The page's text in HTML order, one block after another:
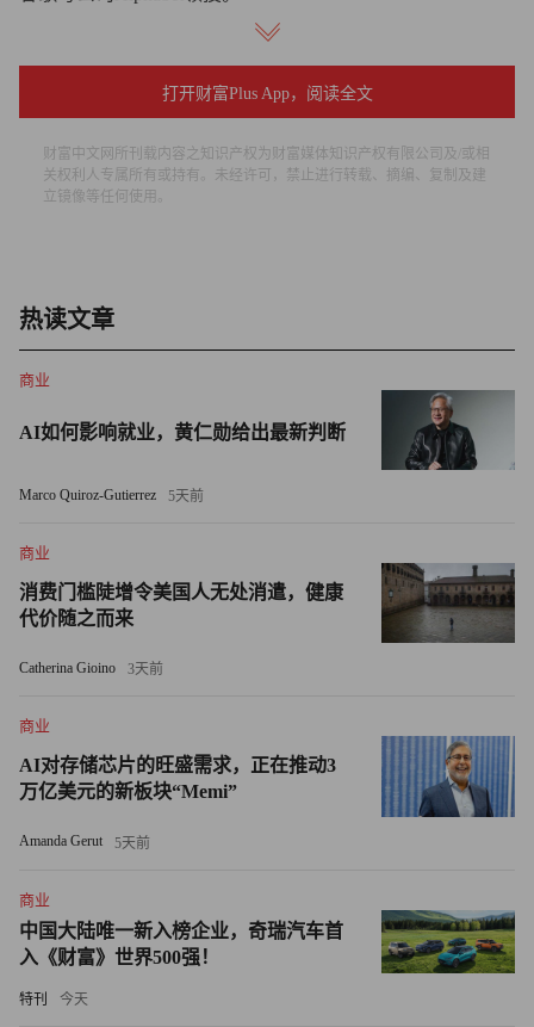
评，但公司的发展路径十分明确：目前已完成超2000万次出
行服务，我们正聚焦安全导向的运营效能提升与技术壁垒构
建，以满足自动驾驶出行领域的庞大市场需求。”
谷歌暂未回应置评请求。Dragoneer、红杉资本和DST亦未
Waymo已在美国六座城市推出完全无人驾驶网约车服务，
车内不再配备人类安全员，并向乘客收取费用，服务覆盖旧
金山湾区、洛杉矶，同时通过优步科技公司（Uber
Technologies Inc.）的应用在奥斯汀、亚特兰大提供出行服
务。这家企业计划今年大幅拓展商业服务版图，进入美国更
众多企业正依托自动驾驶车队布局网约车市场。特斯拉公司
（Tesla Inc.）计划推出自有出行服务，已采用限量部署模
式，在奥斯汀开展无人驾驶运营（车内不设安全员）；亚马
逊公司（Amazon.com Inc.）旗下的Zoox研发的专用无人驾
驶出租车（不配备驾驶操纵装置）已在拉斯维加斯大道投入
彭博社12月报道称，Waymo计划融资150亿美元，目标估值
超1000亿美元。（财富中文网）
译者：中慧言-王芳
打开财富Plus App，阅读全文
财富中文网所刊载内容之知识产权为财富媒体知识产权有限公司及/或相
关权利人专属所有或持有。未经许可，禁止进行转载、摘编、复制及建
立镜像等任何使用。
热读文章
商业
AI如何影响就业，黄仁勋给出最新判断
Marco Quiroz-Gutierrez 5天前
商业
消费门槛陡增令美国人无处消遣，健康
代价随之而来
Catherina Gioino 3天前
商业
AI对存储芯片的旺盛需求，正在推动3
万亿美元的新板块“Memi”
Amanda Gerut 5天前
商业
中国大陆唯一新入榜企业，奇瑞汽车首
入《财富》世界500强！
特刊 今天